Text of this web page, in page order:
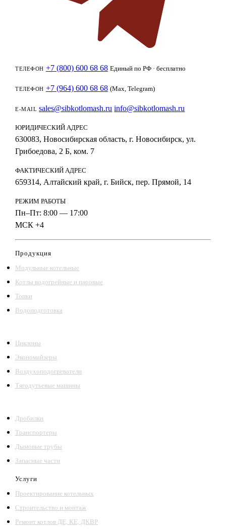
ТЕЛЕФОН +7 (800) 600 68 68 Единый по РФ · бесплатно
ТЕЛЕФОН +7 (964) 600 68 68 (Max, Telegram)
E-MAIL sales@sibkotlomash.ru info@sibkotlomash.ru
ЮРИДИЧЕСКИЙ АДРЕС
630083, Новосибирская область, г. Новосибирск, ул.
Грибоедова, 2 Б, ком. 7
ФАКТИЧЕСКИЙ АДРЕС
659314, Алтайский край, г. Бийск, пер. Прямой, 14
РЕЖИМ РАБОТЫ
Пн–Пт: 8:00 — 17:00
МСК +4
Продукция
Модульные котельные
Котлы водогрейные и паровые
Топки
Водоподготовка
Циклоны
Экономайзеры
Воздухоподогреватели
Тягодутьевые машины
Дробилки
Транспортеры
Дымовые трубы
Запасные части
Услуги
Проектирование котельных
Строительство и монтаж
Ремонт котлов ДЕ, КЕ, ДКВР